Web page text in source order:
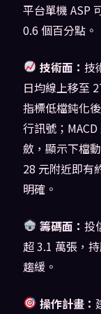
平台單機 ASP
0.6 個百分點。
技術面： 技
日均線上移至
指標低檔鈍化
行訊號；
斂，顯示下檔
28 元附近即有
明確。
籌碼面： 投
超 3.1 萬張，
趨緩。
操作計畫：